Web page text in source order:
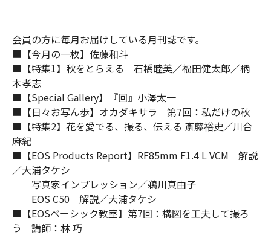
会員の方に毎月お届けしている月刊誌です。
■【今月の一枚】佐藤和斗
■【特集1】秋をとらえる 石橋睦美／福田健太郎／柄
木孝志
■【Special Gallery】『回』小澤太一
■【日々お写ん歩】オカダキサラ 第7回：私だけの秋
■【特集2】花を愛でる、撮る、伝える 斎藤裕史／川合
麻紀
■【EOS Products Report】RF85mm F1.4 L VCM 解説
／大浦タケシ
写真家インプレッション／鵜川真由子
EOS C50 解説／大浦タケシ
■【EOSベーシック教室】第7回：構図を工夫して撮ろ
う 講師：林 巧